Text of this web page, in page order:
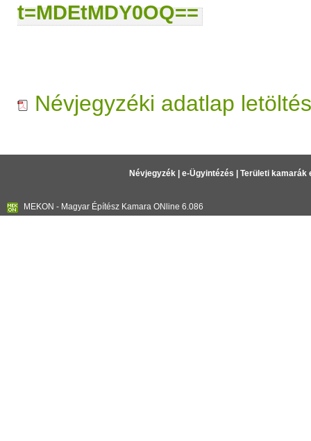
t=MDEtMDY0OQ==
Névjegyzéki adatlap
Névjegyzék| e-Ügyintézés Területi kamarák
MEKON - Magyar Építész Kamara ONline 6.086